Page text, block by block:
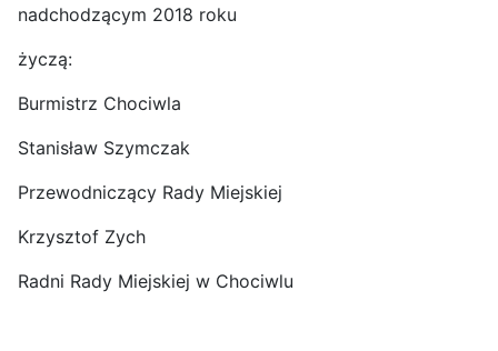
nadchodzącym 2018 roku
życzą:
Burmistrz Chociwla
Stanisław Szymczak
Przewodniczący Rady Miejskiej
Krzysztof Zych
Radni Rady Miejskiej w Chociwlu